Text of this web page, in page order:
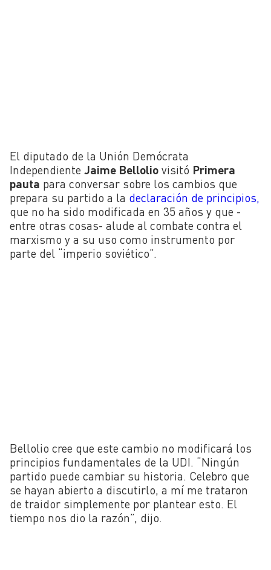
El diputado de la Unión Demócrata
Independiente Jaime Bellolio visitó Primera
pauta para conversar sobre los cambios que
prepara su partido a la declaración de principios,
que no ha sido modificada en 35 años y que -
entre otras cosas- alude al combate contra el
marxismo y a su uso como instrumento por
parte del “imperio soviético”.
Bellolio cree que este cambio no modificará los
principios fundamentales de la UDI. “Ningún
partido puede cambiar su historia. Celebro que
se hayan abierto a discutirlo, a mí me trataron
de traidor simplemente por plantear esto. El
tiempo nos dio la razón”, dijo.